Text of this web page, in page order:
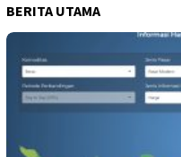
BERITA UTAMA